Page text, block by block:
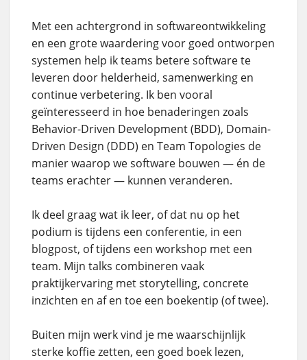
Met een achtergrond in softwareontwikkeling
en een grote waardering voor goed ontworpen
systemen help ik teams betere software te
leveren door helderheid, samenwerking en
continue verbetering. Ik ben vooral
geïnteresseerd in hoe benaderingen zoals
Behavior-Driven Development (BDD), Domain-
Driven Design (DDD) en Team Topologies de
manier waarop we software bouwen — én de
teams erachter — kunnen veranderen.
Ik deel graag wat ik leer, of dat nu op het
podium is tijdens een conferentie, in een
blogpost, of tijdens een workshop met een
team. Mijn talks combineren vaak
praktijkervaring met storytelling, concrete
inzichten en af en toe een boekentip (of twee).
Buiten mijn werk vind je me waarschijnlijk
sterke koffie zetten, een goed boek lezen,